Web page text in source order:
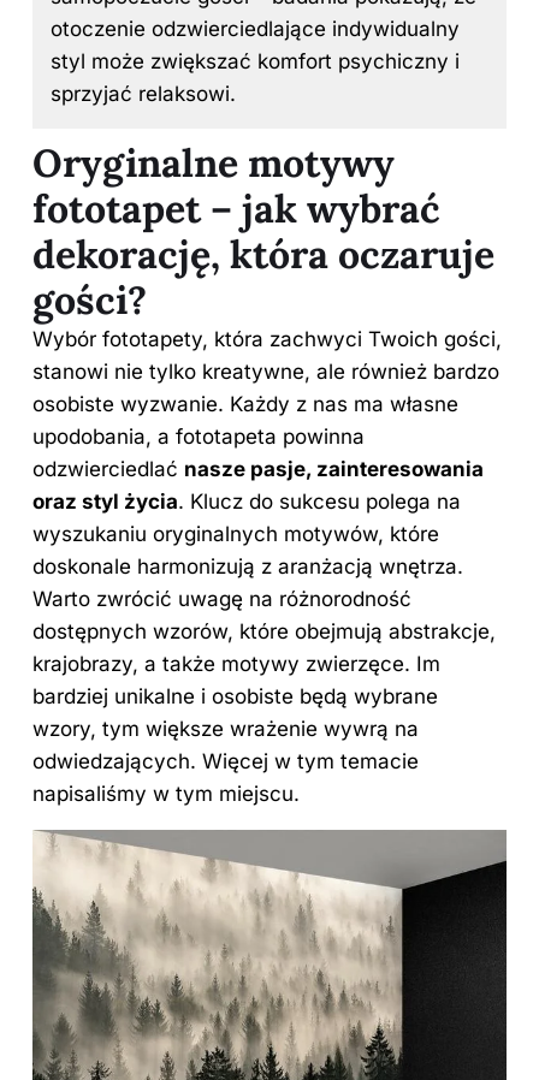
otoczenie odzwierciedlające indywidualny
styl może zwiększać komfort psychiczny i
sprzyjać relaksowi.
Oryginalne motywy
fototapet – jak wybrać
dekorację, która oczaruje
gości?
Wybór fototapety, która zachwyci Twoich gości,
stanowi nie tylko kreatywne, ale również bardzo
osobiste wyzwanie. Każdy z nas ma własne
upodobania, a fototapeta powinna
odzwierciedlać nasze pasje, zainteresowania
oraz styl życia. Klucz do sukcesu polega na
wyszukaniu oryginalnych motywów, które
doskonale harmonizują z aranżacją wnętrza.
Warto zwrócić uwagę na różnorodność
dostępnych wzorów, które obejmują abstrakcje,
krajobrazy, a także motywy zwierzęce. Im
bardziej unikalne i osobiste będą wybrane
wzory, tym większe wrażenie wywrą na
odwiedzających. Więcej w tym temacie
napisaliśmy w tym miejscu.